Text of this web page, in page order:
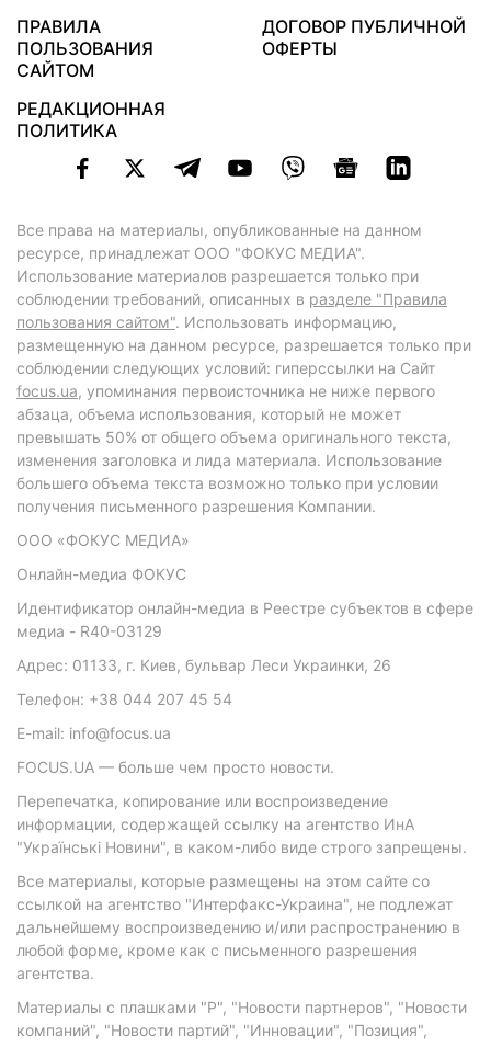
ПРАВИЛА
ПОЛЬЗОВАНИЯ
САЙТОМ
ДОГОВОР ПУБЛИЧНОЙ
ОФЕРТЫ
РЕДАКЦИОННАЯ
ПОЛИТИКА
Все права на материалы, опубликованные на данном
ресурсе, принадлежат ООО "ФОКУС МЕДИА".
Использование материалов разрешается только при
соблюдении требований, описанных в разделе "Правила
пользования сайтом". Использовать информацию,
размещенную на данном ресурсе, разрешается только при
соблюдении следующих условий: гиперссылки на Сайт
focus.ua, упоминания первоисточника не ниже первого
абзаца, объема использования, который не может
превышать 50% от общего объема оригинального текста,
изменения заголовка и лида материала. Использование
большего объема текста возможно только при условии
получения письменного разрешения Компании.
ООО «ФОКУС МЕДИА»
Онлайн-медиа ФОКУС
Идентификатор онлайн-медиа в Реестре субъектов в сфере
медиа - R40-03129
Адрес: 01133, г. Киев, бульвар Леси Украинки, 26
Телефон: +38 044 207 45 54
E-mail: info@focus.ua
FOCUS.UA — больше чем просто новости.
Перепечатка, копирование или воспроизведение
информации, содержащей ссылку на агентство ИнА
"Українські Новини", в каком-либо виде строго запрещены.
Все материалы, которые размещены на этом сайте со
ссылкой на агентство "Интерфакс-Украина", не подлежат
дальнейшему воспроизведению и/или распространению в
любой форме, кроме как с письменного разрешения
агентства.
Материалы с плашками "Р", "Новости партнеров", "Новости
компаний", "Новости партий", "Инновации", "Позиция",